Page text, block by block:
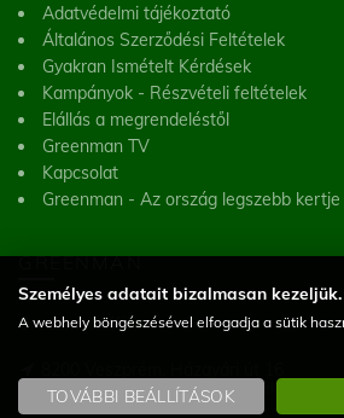
Adatvédelmi tájékoztató
Általános Szerződési Feltételek
Gyakran Ismételt Kérdések
Kampányok - Részvételi feltételek
Elállás a megrendeléstől
Greenman TV
Kapcsolat
Greenman - Az ország legszebb kertje
GREENMAN
Greenman Kft.
(Figyelem! Telephelyünk nem üzlet, a helyszínen
Személyes adatait bizalmasan kezeljük.
A webhely böngészésével elfogadja a sütik
TOVÁBBI BEÁLLÍTÁSOK